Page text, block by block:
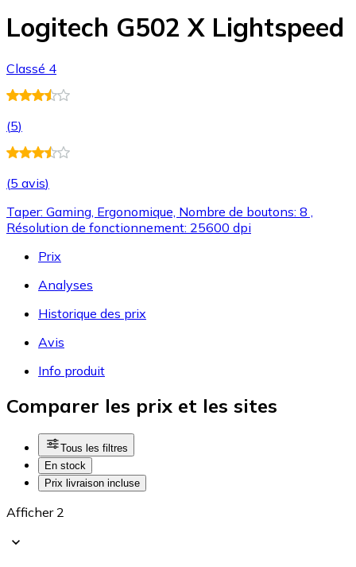
Logitech G502 X Lightspeed
Classé 4
(5)
(5 avis)
Taper: Gaming, Ergonomique, Nombre de boutons: 8 ,
Résolution de fonctionnement: 25600 dpi
Prix
Analyses
Historique des prix
Avis
Info produit
Comparer les prix et les sites
Tous les filtres
En stock
Prix livraison incluse
Afficher 2